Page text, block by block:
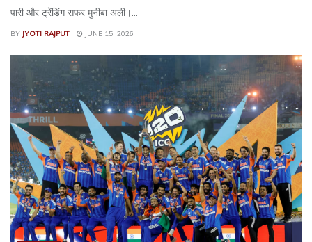
पारी और ट्रेंडिंग सफर मुनीबा अली।...
BY JYOTI RAJPUT JUNE 15, 2026